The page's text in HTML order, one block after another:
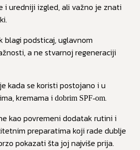
i uredniji izgled, ali važno je znati
podsticaj, uglavnom
a ne stvarnoj regeneraciji
kada se koristi postojano i u
kremama i dobrim SPF-om.
kao povremeni dodatak rutini i
preparatima koji rade dublje
pokazati šta joj najviše prija.